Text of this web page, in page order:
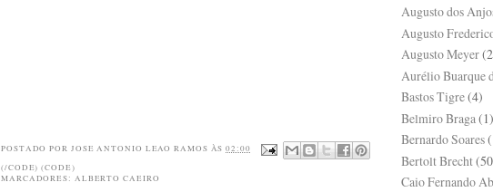
POSTADO POR JOSE ANTONIO LEAO RAMOS ÀS02:00
(/CODE) (CODE)
MARCADORES: ALBERTO CAEIRO
Augusto dos
Augusto
Augusto Meyer
Aurélio Buarque
Bastos Tigre(4)
Belmiro Braga (1)
Bernardo Soares
Bertolt Brecht
Caio Fernando